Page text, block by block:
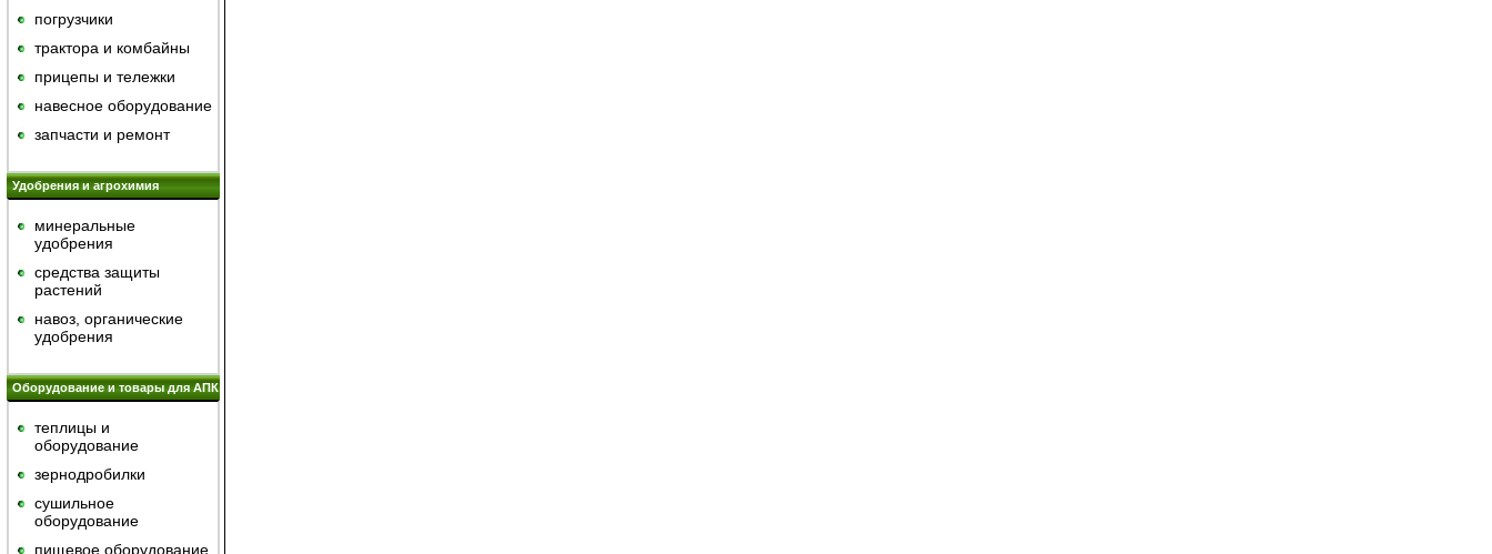
погрузчики
трактора и комбайны
прицепы и тележки
навесное оборудование
запчасти и ремонт
Удобрения и агрохимия
минеральные
удобрения
средства защиты
растений
навоз, органические
удобрения
Оборудование и товары для АПК
теплицы и
оборудование
зернодробилки
сушильное
оборудование
пищевое оборудование